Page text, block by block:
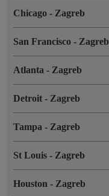
Chicago - Zagreb
San Francisco - Zagreb
Atlanta - Zagreb
Detroit - Zagreb
Tampa - Zagreb
St Louis - Zagreb
Houston - Zagreb